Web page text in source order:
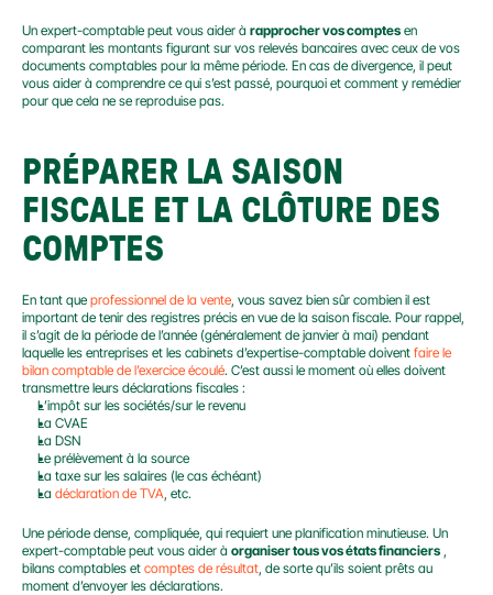
Un expert-comptable peut vous aider à rapprocher vos comptes en
comparant les montants figurant sur vos relevés bancaires avec ceux de vos
documents comptables pour la même période. En cas de divergence, il peut
vous aider à comprendre ce qui s’est passé, pourquoi et comment y remédier
pour que cela ne se reproduise pas.
PRÉPARER LA SAISON
FISCALE ET LA CLÔTURE DES
COMPTES
En tant que professionnel de la vente, vous savez bien sûr combien il est
important de tenir des registres précis en vue de la saison fiscale. Pour rappel,
il s’agit de la période de l’année (généralement de janvier à mai) pendant
laquelle les entreprises et les cabinets d’expertise-comptable doivent faire le
bilan comptable de l’exercice écoulé. C’est aussi le moment où elles doivent
transmettre leurs déclarations fiscales :
L’impôt sur les sociétés/sur le revenu
La CVAE
La DSN
Le prélèvement à la source
La taxe sur les salaires (le cas échéant)
La déclaration de TVA, etc.
Une période dense, compliquée, qui requiert une planification minutieuse. Un
expert-comptable peut vous aider à organiser tous vos états financiers ,
bilans comptables et comptes de résultat, de sorte qu’ils soient prêts au
moment d’envoyer les déclarations.